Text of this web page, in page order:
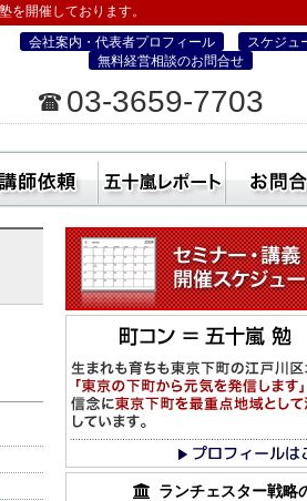
を開催しております。
フィス
会社案内・代表者プロフィール
スケジュ
無料経営相談のお問合せ
03-3659-7703
ー経営・町コン経営塾）
セミナー 社員研修・講師依頼
ランチェスター戦略